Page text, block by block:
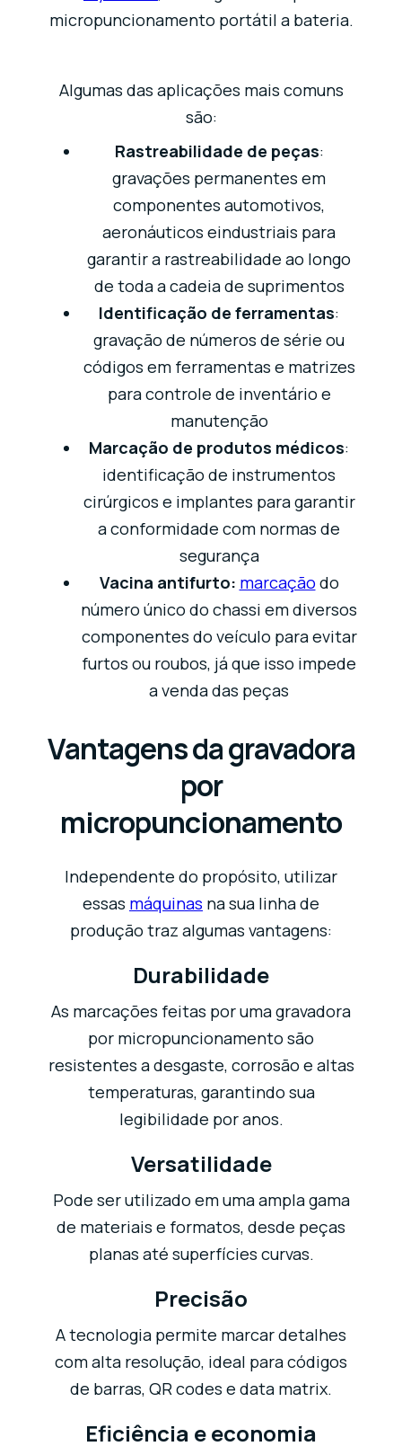
micropuncionamento portátil a bateria.
Algumas das aplicações mais comuns
são:
Rastreabilidade de peças:
gravações permanentes em
componentes automotivos,
aeronáuticos eindustriais para
garantir a rastreabilidade ao longo
de toda a cadeia de suprimentos
Identificação de ferramentas:
gravação de números de série ou
códigos em ferramentas e matrizes
para controle de inventário e
manutenção
Marcação de produtos médicos:
identificação de instrumentos
cirúrgicos e implantes para garantir
a conformidade com normas de
segurança
Vacina antifurto: marcação do
número único do chassi em diversos
componentes do veículo para evitar
furtos ou roubos, já que isso impede
a venda das peças
Vantagens da gravadora
por
micropuncionamento
Independente do propósito, utilizar
essas máquinas na sua linha de
produção traz algumas vantagens:
Durabilidade
As marcações feitas por uma gravadora
por micropuncionamento são
resistentes a desgaste, corrosão e altas
temperaturas, garantindo sua
legibilidade por anos.
Versatilidade
Pode ser utilizado em uma ampla gama
de materiais e formatos, desde peças
planas até superfícies curvas.
Precisão
A tecnologia permite marcar detalhes
com alta resolução, ideal para códigos
de barras, QR codes e data matrix.
Eficiência e economia